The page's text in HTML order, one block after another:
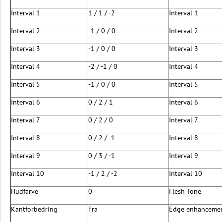
Interval 1
1 / 1 / -2
Interval 1
Interval 2
-1 / 0 / 0
Interval 2
Interval 3
-1 / 0 / 0
Interval 3
Interval 4
-2 / -1 / 0
Interval 4
Interval 5
-1 / 0 / 0
Interval 5
Interval 6
0 / 2 / 1
Interval 6
Interval 7
0 / 2 / 0
Interval 7
Interval 8
0 / 2 / -1
Interval 8
Interval 9
0 / 3 / -1
Interval 9
Interval 10
-1 / 2 / -2
Interval 10
Hudfarve
0
Flesh Tone
Kantforbedring
Fra
Edge